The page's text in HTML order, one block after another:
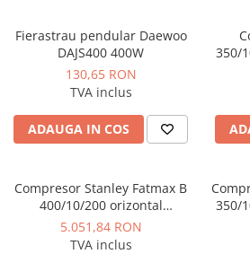
Manometre, presostate si
termostate
Regulatoare electronice
Vane si servomotoare
Servoregulatoare
Ventile termice de amestec
Traductoare
Fierastrau pendular Daewoo
DAJS400 400W
130,65 RON
TVA inclus
ADAUGA IN COS
350/
Compresor Stanley Fatmax B
400/10/200 orizontal
profesional 3CP 10Bar
390L/min
5.051,84 RON
TVA inclus
350/